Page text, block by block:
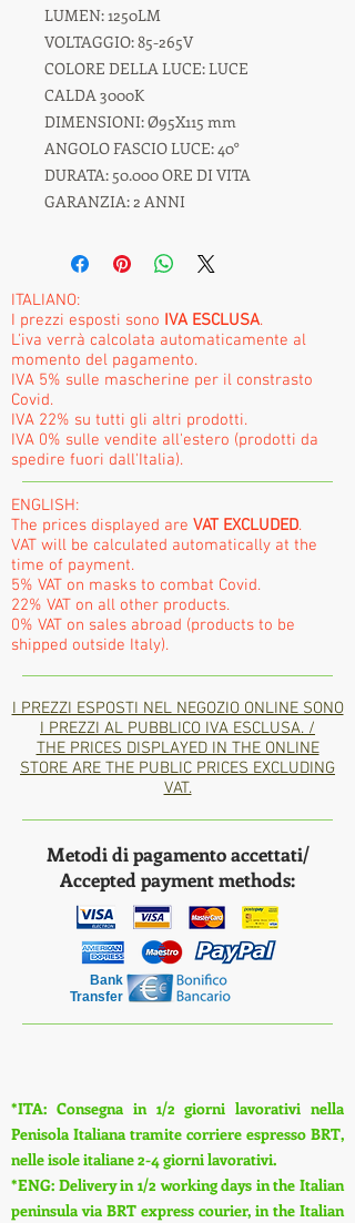
LUMEN: 1250LM
VOLTAGGIO: 85-265V
COLORE DELLA LUCE: LUCE
CALDA 3000K
DIMENSIONI: Ø95X115 mm
ANGOLO FASCIO LUCE: 40°
DURATA: 50.000 ORE DI VITA
GARANZIA: 2 ANNI
ITALIANO:
I prezzi esposti sono IVA ESCLUSA.
L'iva verrà calcolata automaticamente al
momento del pagamento.
IVA 5% sulle mascherine per il constrasto
Covid.
IVA 22% su tutti gli altri prodotti.
IVA 0% sulle vendite all'estero (prodotti da
spedire fuori dall'Italia).
ENGLISH:
The prices displayed are VAT EXCLUDED.
VAT will be calculated automatically at the
time of payment.
5% VAT on masks to combat Covid.
22% VAT on all other products.
0% VAT on sales abroad (products to be
shipped outside Italy).
I PREZZI ESPOSTI NEL NEGOZIO ONLINE SONO
I PREZZI AL PUBBLICO IVA ESCLUSA. /
THE PRICES DISPLAYED IN THE ONLINE
STORE ARE THE PUBLIC PRICES EXCLUDING
VAT.
Metodi di pagamento accettati/
Accepted payment methods:
Bank
Transfer
*ITA: Consegna in 1/2 giorni lavorativi nella
Penisola Italiana tramite corriere espresso BRT,
nelle isole italiane 2-4 giorni lavorativi.
*ENG: Delivery in 1/2 working days in the Italian
peninsula via BRT express courier, in the Italian